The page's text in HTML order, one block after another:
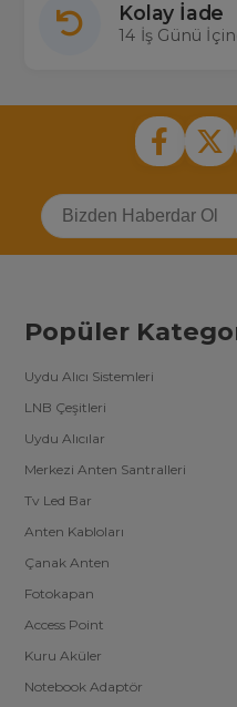
Kolay İade
14 İş Günü
Popüler
Uydu Alıcı Sistemleri
LNB Çeşitleri
Uydu Alıcılar
Merkezi Anten Santralleri
Tv Led Bar
Anten Kabloları
Çanak Anten
Fotokapan
Access Point
Kuru Aküler
Notebook Adaptör